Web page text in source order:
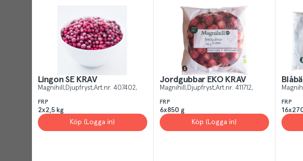
Lingon SE KRAV
Magnihill Djupfryst Art.nr. 407402
FRP
2x2,5 kg
Köp (Logga in)
Jordgubbar EKO KRAV
Magnihill Djupfryst Art.nr. 411712
FRP
6x850 g
Köp (Logga in)
FRP